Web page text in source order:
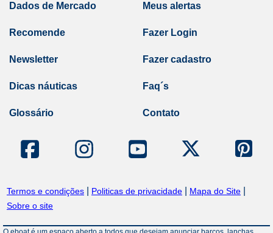
Dados de Mercado Meus alertas
Recomende
Newsletter
Dicas náuticas
Glossário
Fazer Login
Fazer cadastro
Faq´s
Contato
Termos e condições Politicas de privacidade Mapa do Site
Sobre o site